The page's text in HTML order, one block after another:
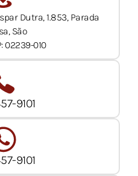
Dutra, 1.853, Parada
São
02239-010
9101
9101